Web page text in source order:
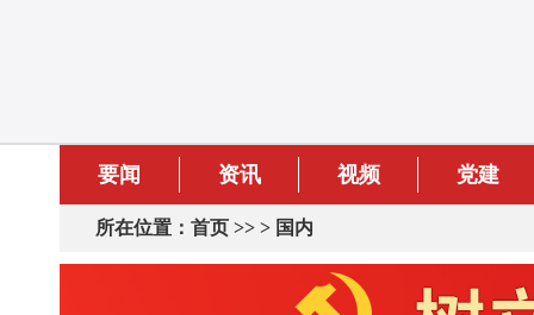
要闻 资讯 视频 党建
所在位置： 首页 >> > 国内